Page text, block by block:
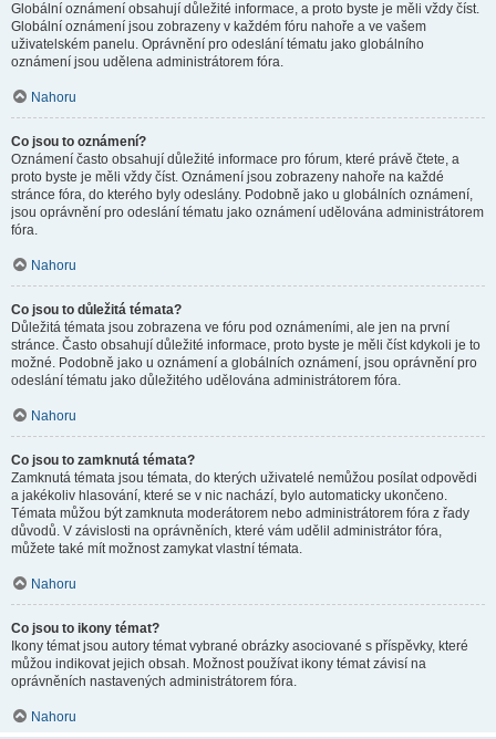
Globální oznámení obsahují důležité informace, a proto byste je měli vždy číst.
Globální oznámení jsou zobrazeny v každém fóru nahoře a ve vašem
uživatelském panelu. Oprávnění pro odeslání tématu jako globálního
oznámení jsou udělena administrátorem fóra.
Nahoru
Co jsou to oznámení?
Oznámení často obsahují důležité informace pro fórum, které právě čtete, a
proto byste je měli vždy číst. Oznámení jsou zobrazeny nahoře na každé
stránce fóra, do kterého byly odeslány. Podobně jako u globálních oznámení,
jsou oprávnění pro odeslání tématu jako oznámení udělována administrátorem
fóra.
Nahoru
Co jsou to důležitá témata?
Důležitá témata jsou zobrazena ve fóru pod oznámeními, ale jen na první
stránce. Často obsahují důležité informace, proto byste je měli číst kdykoli je to
možné. Podobně jako u oznámení a globálních oznámení, jsou oprávnění pro
odeslání tématu jako důležitého udělována administrátorem fóra.
Nahoru
Co jsou to zamknutá témata?
Zamknutá témata jsou témata, do kterých uživatelé nemůžou posílat odpovědi
a jakékoliv hlasování, které se v nic nachází, bylo automaticky ukončeno.
Témata můžou být zamknuta moderátorem nebo administrátorem fóra z řady
důvodů. V závislosti na oprávněních, které vám udělil administrátor fóra,
můžete také mít možnost zamykat vlastní témata.
Nahoru
Co jsou to ikony témat?
Ikony témat jsou autory témat vybrané obrázky asociované s příspěvky, které
můžou indikovat jejich obsah. Možnost používat ikony témat závisí na
oprávněních nastavených administrátorem fóra.
Nahoru